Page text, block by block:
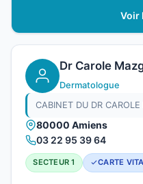
Voir
Dr Carole
Dermatologue
80000 Amiens
03 22 95 39 64
SECTEUR 1 CARTE